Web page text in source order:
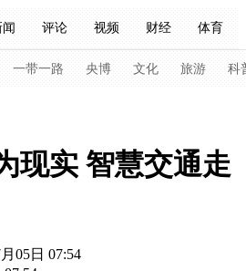
闻 评论 视频 财经 体育
中国领导人 央视快评 习式妙语
节目单 听音 微视频 主持人
Монгол
一带一路 央博 文化 旅游 科
现实 智慧交通走
05日 07:54